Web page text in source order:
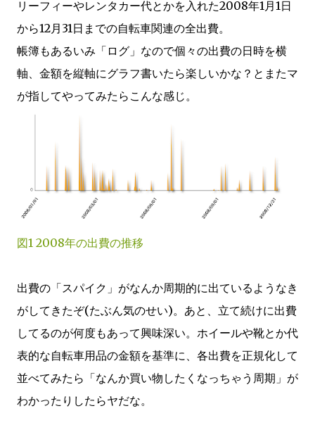
リーフィーやレンタカー代とかを入れた2008年1月1日
から12月31日までの自転車関連の全出費。
帳簿もあるいみ「ログ」なので個々の出費の日時を横
軸、金額を縦軸にグラフ書いたら楽しいかな？とまたマ
が指してやってみたらこんな感じ。
図1 2008年の出費の推移
出費の「スパイク」がなんか周期的に出ているようなき
がしてきたぞ(たぶん気のせい)。あと、立て続けに出費
してるのが何度もあって興味深い。ホイールや靴とか代
表的な自転車用品の金額を基準に、各出費を正規化して
並べてみたら「なんか買い物したくなっちゃう周期」が
わかったりしたらヤだな。